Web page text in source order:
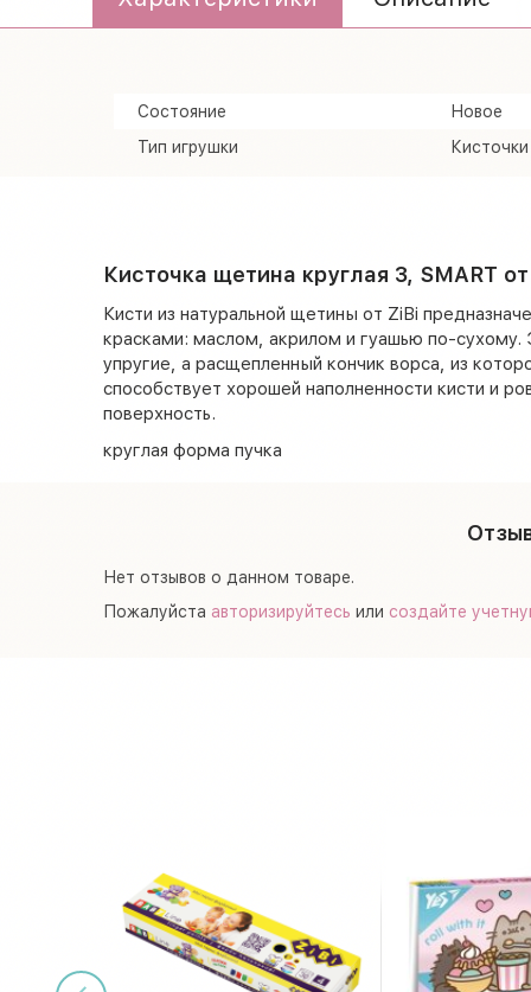
Состояние
Новое
Тип игрушки
Кисточки
Кисточка щетина круглая 3, SMART
Кисти из натуральной щетины от ZiBi
красками: маслом, акрилом и гуашью по-сухому.
упругие, а расщепленный кончик ворса, из
способствует хорошей наполненности кисти и
поверхность.
круглая форма пучка
Нет отзывов о данном товаре.
Пожалуйста авторизируйтесь или создайте